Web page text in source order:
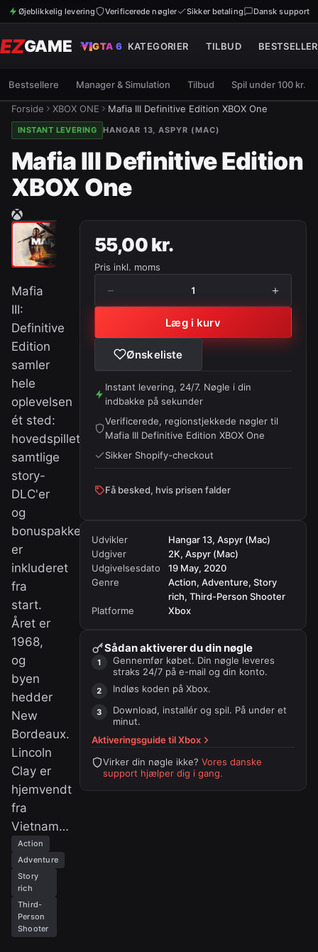
Øjeblikkelig levering Verificerede nøgler Sikker betaling Dansk support
EZGAME GTA 6 KATEGORIER TILBUD
Bestsellere Manager & Simulation Tilbud Spil under 100 kr.
Forside XBOX ONE Mafia III Definitive Edition XBOX One
INSTANT LEVERING HANGAR 13, ASPYR (MAC)
Mafia III Definitive Edition
XBOX One
Mafia
III:
Definitive
Edition
samler
hele
oplevelsen
ét sted:
hovedspillet,
samtlige
story-
DLC'er
og
bonuspakker
er
inkluderet
fra
start.
Året er
1968,
og
byen
hedder
New
Bordeaux.
Lincoln
Clay er
hjemvendt
fra
Vietnam…
Action
Adventure
Story
rich
Third-
Person
Shooter
55,00 kr.
Pris inkl. moms
− 1 +
Læg i kurv
Ønskeliste
Instant levering, 24/7. Nøgle i din
indbakke på sekunder
Verificerede, regionstjekkede nøgler til
Mafia III Definitive Edition XBOX One
Sikker Shopify-checkout
Få besked, hvis prisen falder
Udvikler
Hangar 13, Aspyr (Mac)
Udgiver
2K, Aspyr (Mac)
Udgivelsesdato
19 May, 2020
Genre
Action, Adventure, Story
rich, Third-Person Shooter
Platforme
Xbox
Sådan aktiverer du din nøgle
Gennemfør købet. Din nøgle leveres
straks 24/7 på e-mail og din konto.
Indløs koden på Xbox.
Download, installér og spil. På under et
minut.
Aktiveringsguide tilXbox
Virker din nøgle ikke? Vores danske
support hjælper dig i gang.